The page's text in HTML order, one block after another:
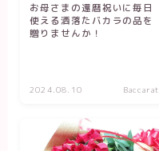
お母さまの還暦祝いに毎日
使える洒落たバカラの品を
贈りませんか！
2024.08.10 Baccarat